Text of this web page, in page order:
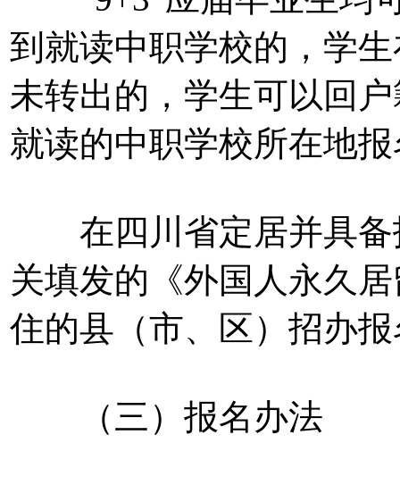
到就读中职学校的，学
未转出的，学生可以回
就读的中职学校所在地
在四川省定居并具备
关填发的《外国人永久
住的县（市、区）招办
（三）报名办法